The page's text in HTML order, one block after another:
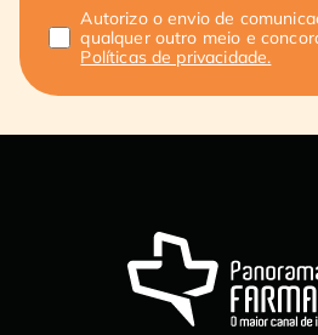
Autorizo o envio de
qualquer outro meio e
Políticas de privacidade.